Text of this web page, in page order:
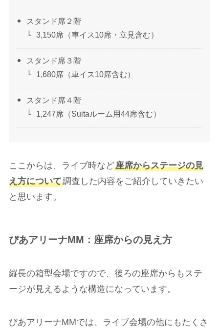
スタンド席２階
3,150席（車イス10席・立見含む）
スタンド席３階
1,680席（車イス10席含む）
スタンド席４階
1,247席（Suitaルーム用44席含む）
ここからは、ライブ時など座席からステージの見
え方について調査した内容をご紹介していきたい
と思います。
ぴあアリーナMM：座席からの見え方
縦長の箱型会場ですので、後ろの座席からもステ
ージが見えるような構造になっています。
ぴあアリーナMMでは、ライブ会場の他にもたくさ